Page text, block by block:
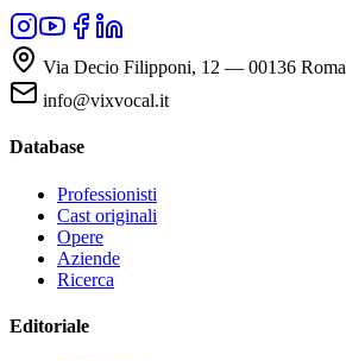
Via Decio Filipponi, 12 — 00136 Roma
info@vixvocal.it
Database
Professionisti
Cast originali
Opere
Aziende
Ricerca
Editoriale